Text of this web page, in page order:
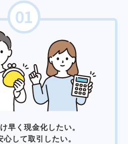
早く現金化したい。
心して取引したい。